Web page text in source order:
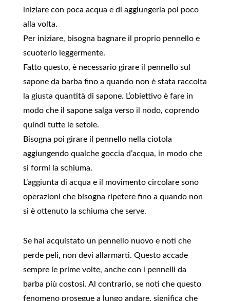
iniziare con poca acqua e di aggiungerla poi poco
alla volta.
Per iniziare, bisogna bagnare il proprio pennello e
scuoterlo leggermente.
Fatto questo, è necessario girare il pennello sul
sapone da barba fino a quando non è stata raccolta
la giusta quantità di sapone. L’obiettivo è fare in
modo che il sapone salga verso il nodo, coprendo
quindi tutte le setole.
Bisogna poi girare il pennello nella ciotola
aggiungendo qualche goccia d’acqua, in modo che
si formi la schiuma.
L’aggiunta di acqua e il movimento circolare sono
operazioni che bisogna ripetere fino a quando non
si è ottenuto la schiuma che serve.
Se hai acquistato un pennello nuovo e noti che
perde peli, non devi allarmarti. Questo accade
sempre le prime volte, anche con i pennelli da
barba più costosi. Al contrario, se noti che questo
fenomeno prosegue a lungo andare, significa che